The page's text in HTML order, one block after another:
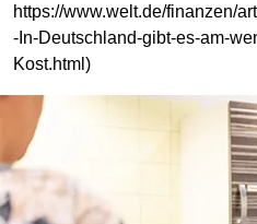
https://www.welt.de/finanzen/
-In-Deutschland-gibt-es-am-
Kost.html)